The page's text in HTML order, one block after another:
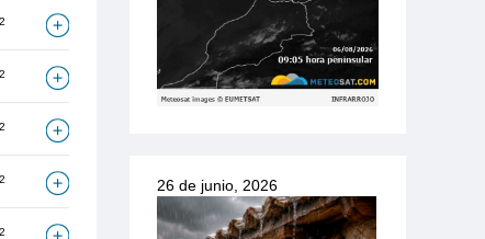
2
2
2
2
2
26 de junio, 2026